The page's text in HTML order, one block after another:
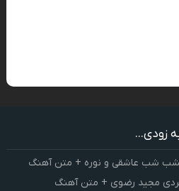
زودی...
شب عاشقی و نوره + متن آهنگ
مجید رضوی + متن آهنگ